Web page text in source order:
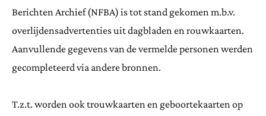
Berichten Archief (NFBA) is tot stand gekomen m.b.v.
overlijdensadvertenties uit dagbladen en rouwkaarten.
Aanvullende gegevens van de vermelde personen werden
gecompleteerd via andere bronnen.
T.z.t. worden ook trouwkaarten en geboortekaarten op